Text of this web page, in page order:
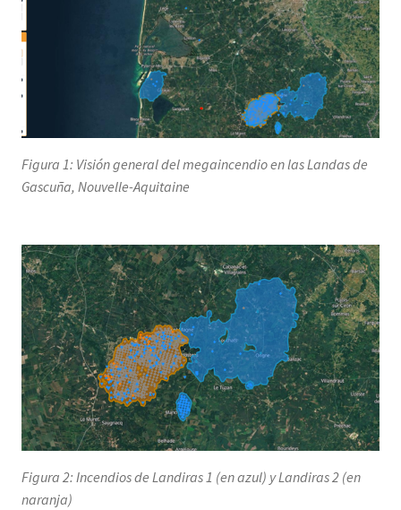
Figura 1: Visión general del megaincendio en las Landas de
Gascuña, Nouvelle-Aquitaine
Figura 2: Incendios de Landiras 1 (en azul) y Landiras 2 (en
naranja)